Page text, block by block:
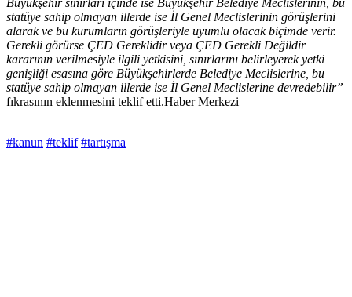
Büyükşehir sınırları içinde ise Büyükşehir Belediye Meclislerinin, bu
statüye sahip olmayan illerde ise İl Genel Meclislerinin görüşlerini
alarak ve bu kurumların görüşleriyle uyumlu olacak biçimde verir.
Gerekli görürse ÇED Gereklidir veya ÇED Gerekli Değildir
kararının verilmesiyle ilgili yetkisini, sınırlarını belirleyerek yetki
genişliği esasına göre Büyükşehirlerde Belediye Meclislerine, bu
statüye sahip olmayan illerde ise İl Genel Meclislerine devredebilir”
fıkrasının eklenmesini teklif etti.Haber Merkezi
#kanun #teklif #tartışma